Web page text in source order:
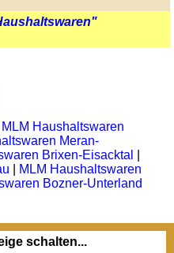
MLM Haushaltswaren
Meran-
Brixen-Eisacktal
MLM Haushaltswaren
Bozner-Unterland
schalten...